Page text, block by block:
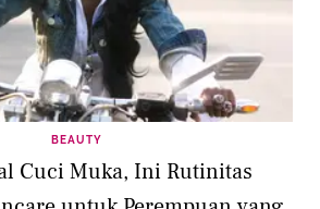
BEAUTY
Cuci Muka, Ini Rutinitas